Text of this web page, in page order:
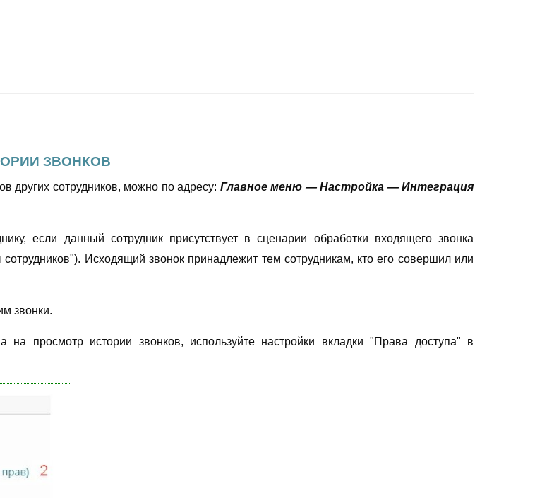
ЗВОНКОВ
других сотрудников, можно по адресу: Главное меню — Настройка — Интеграция
если данный сотрудник присутствует в сценарии обработки входящего звонка
Исходящий звонок принадлежит тем сотрудникам, кто его совершил или
звонки.
просмотр истории звонков, используйте настройки вкладки "Права доступа" в